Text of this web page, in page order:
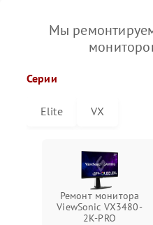
Мы
Серии
Elite VX
Ремонт монитора
ViewSonic VX3480-
2K-PRO